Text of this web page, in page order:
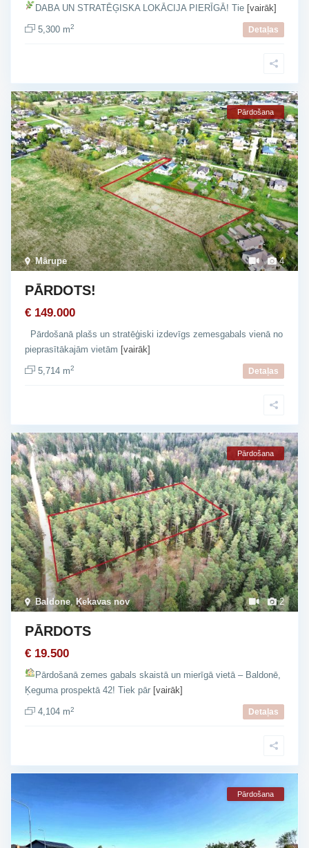
DABA UN STRATĒĢISKA LOKĀCIJA PIERĪGĀ! Tie [vairāk]
5,300 m2 Detaļas
4
Mārupe
Pārdošana
PĀRDOTS!
€ 149.000
Pārdošanā plašs un stratēģiski izdevīgs zemesgabals vienā no
pieprasītākajām vietām [vairāk]
5,714 m2 Detaļas
2
Baldone,Ķekavas nov
Pārdošana
PĀRDOTS
€ 19.500
Pārdošanā zemes gabals skaistā un mierīgā vietā – Baldonē,
Ķeguma prospektā 42! Tiek pār [vairāk]
4,104 m2 Detaļas
Pārdošana